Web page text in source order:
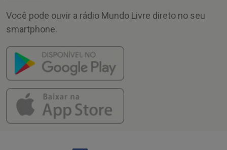
Você pode ouvir a rádio Mundo Livre direto no seu
smartphone.